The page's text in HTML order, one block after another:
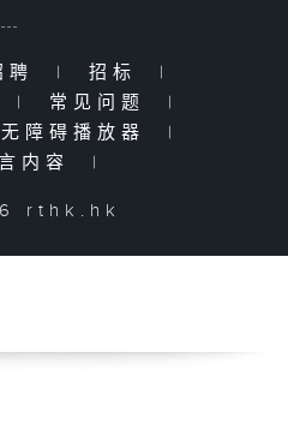
聘 | 招标
|
| 常见问题
|
无障碍播放器
|
内容
|
rthk.hk